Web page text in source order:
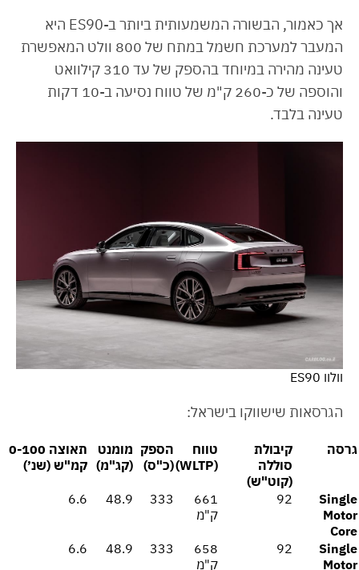
אך כאמור, הבשורה המשמעותית ביותר ב-ES90 היא
המעבר למערכת חשמל במתח של 800 וולט המאפשרת
טעינה מהירה במיוחד בהספק של עד 310 קילוואט
והוספה של כ-260 ק"מ של טווח נסיעה ב-10 דקות
טעינה בלבד.
וולוו ES90
הגרסאות שישווקו בישראל:
גרסה
קיבולת
סוללה
(קוט"ש)
טווח
(WLTP)
הספק
(כ"ס)
מומנט
(קג"מ)
תאוצה 0-100
קמ"ש (שנ׳)
Single
Motor
Core
92
661
ק"מ
333
48.9
6.6
Single
Motor
92
658
ק"מ
333
48.9
6.6